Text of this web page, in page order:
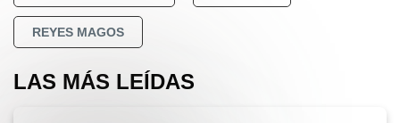
REYES MAGOS
LAS MÁS LEÍDAS